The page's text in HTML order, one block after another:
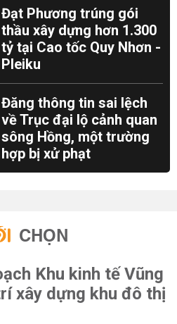
Đạt Phương trúng gói
thầu xây dựng hơn 1.300
tỷ tại Cao tốc Quy Nhơn -
Pleiku
Đăng thông tin sai lệch
về Trục đại lộ cảnh quan
sông Hồng, một trường
hợp bị xử phạt
CHỌN
Khu kinh tế Vũng
xây dựng khu đô thị